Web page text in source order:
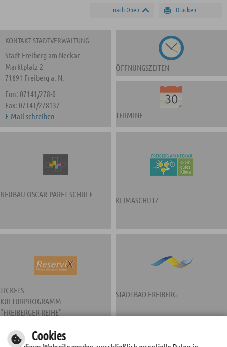
Drucken
nach Oben
KONTAKT STADTVERWALTUNG
Stadt Freiberg am Neckar
Marktplatz 2
71691 Freiberg a. N.
Fon: 07141/278-0
Fax: 07141/278137
E-Mail schreiben
ÖFFNUNGSZEITEN
TERMINE
NEUBAU OSCAR-PARET-SCHULE
KLIMASCHUTZ
TICKETS
KULTURPROGRAMM
"FREIBERGER REIHE"
STADTBAD FREIBERG
Cookies